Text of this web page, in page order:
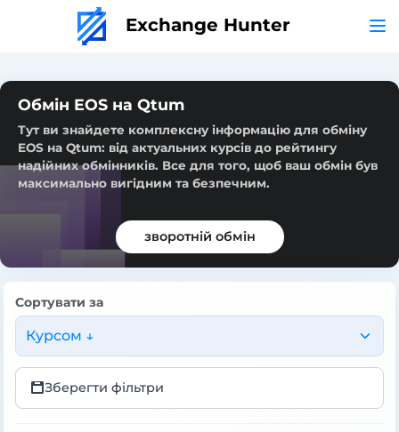
Exchange Hunter
Обмін EOS на Qtum
Тут ви знайдете комплексну інформацію для обміну
EOS на Qtum: від актуальних курсів до рейтингу
надійних обмінників. Все для того, щоб ваш обмін був
максимально вигідним та безпечним.
зворотній обмін
Сортувати за
Курсом ↓
Зберегти фільтри